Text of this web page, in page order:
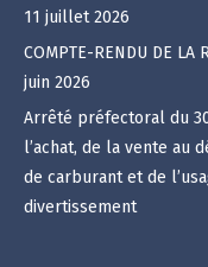
11 juillet 2026
COMPTE-RENDU DE LA
juin 2026
Arrêté préfectoral du
l’achat, de la vente au
de carburant et de
divertissement